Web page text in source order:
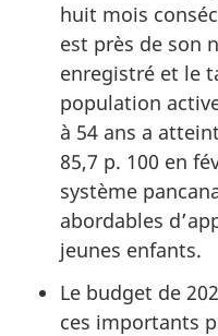
huit mois
est près de son
enregistré et le
population
à 54 ans a
85,7 p. 100 en
système
abordables
jeunes enfants.
Le budget de
ces importants